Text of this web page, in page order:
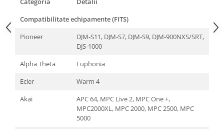
Compatibilitate echipamente (FITS)
Pioneer
DJM-S11, DJM-S7, DJM-S9, DJM-900NXS/SRT,
DJS-1000
Alpha Theta
Euphonia
Ecler
Warm 4
Akai
APC 64, MPC Live 2, MPC One +,
MPC2000XL, MPC 2000, MPC 2500, MPC
5000